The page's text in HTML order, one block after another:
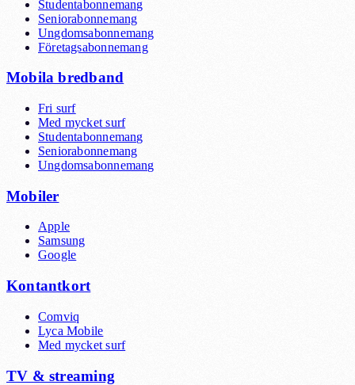
Studentabonnemang
Seniorabonnemang
Ungdomsabonnemang
Företagsabonnemang
Mobila bredband
Fri surf
Med mycket surf
Studentabonnemang
Seniorabonnemang
Ungdomsabonnemang
Mobiler
Apple
Samsung
Google
Kontantkort
Comviq
Lyca Mobile
Med mycket surf
TV & streaming